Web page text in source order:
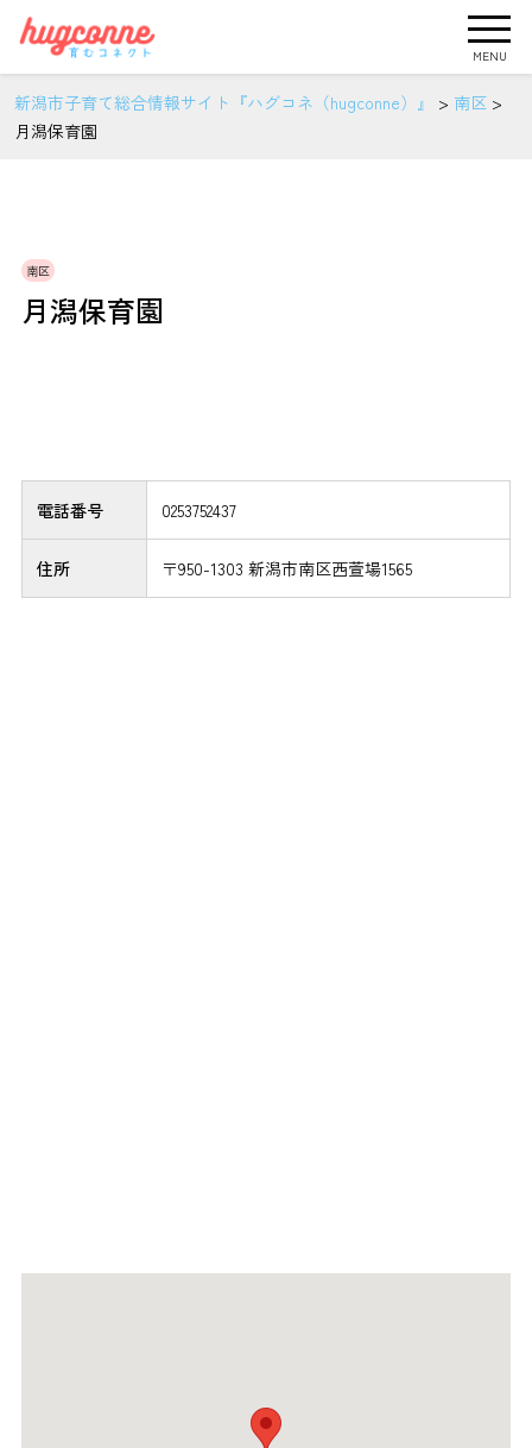
MENU
新潟市子育て総合情報サイト『ハグコネ（hugconne）』 > 南区 >
月潟保育園
南区
月潟保育園
電話番号 0253752437
住所 〒950-1303 新潟市南区西萱場1565